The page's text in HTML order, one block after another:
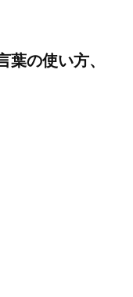
葉の使い方、